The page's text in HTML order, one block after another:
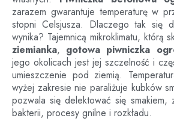
zarazem gwarantuje temperaturę w
stopni Celsjusza. Dlaczego tak
wynika? Tajemnicą mikroklimatu, którą
ziemianka, gotowa piwniczka
jego okolicach jest jej szczelność i
umieszczenie pod ziemią.
wyżej zakresie nie paraliżuje kubków
pozwala się delektować się smakiem,
bakterii, procesy gnilne i rozkładu.